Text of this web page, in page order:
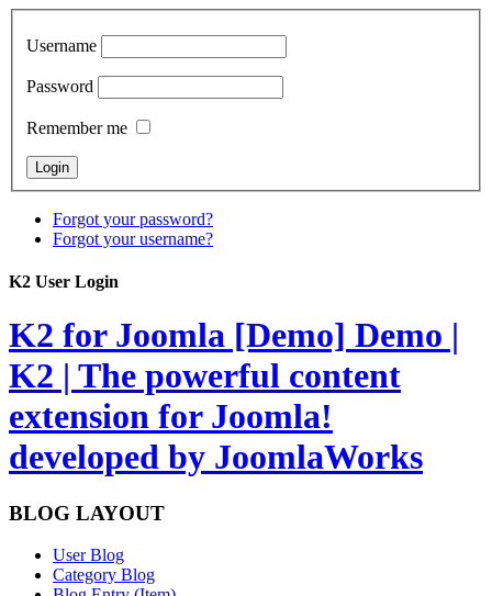
Username
Password
Remember me
Forgot your password?
Forgot your username?
K2 User Login
K2 for Joomla [Demo] Demo |
K2 | The powerful content
extension for Joomla!
developed by JoomlaWorks
BLOG LAYOUT
User Blog
Category Blog